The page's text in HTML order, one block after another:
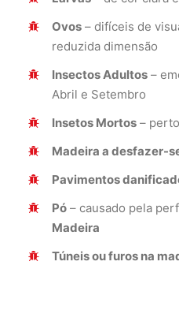
Ovos – difíceis de
reduzida dimensão
Insectos Adultos –
Abril e Setembro
Insetos Mortos –
Madeira a desfazer-
Pavimentos
Pó – causado pela
Madeira
Túneis ou furos na